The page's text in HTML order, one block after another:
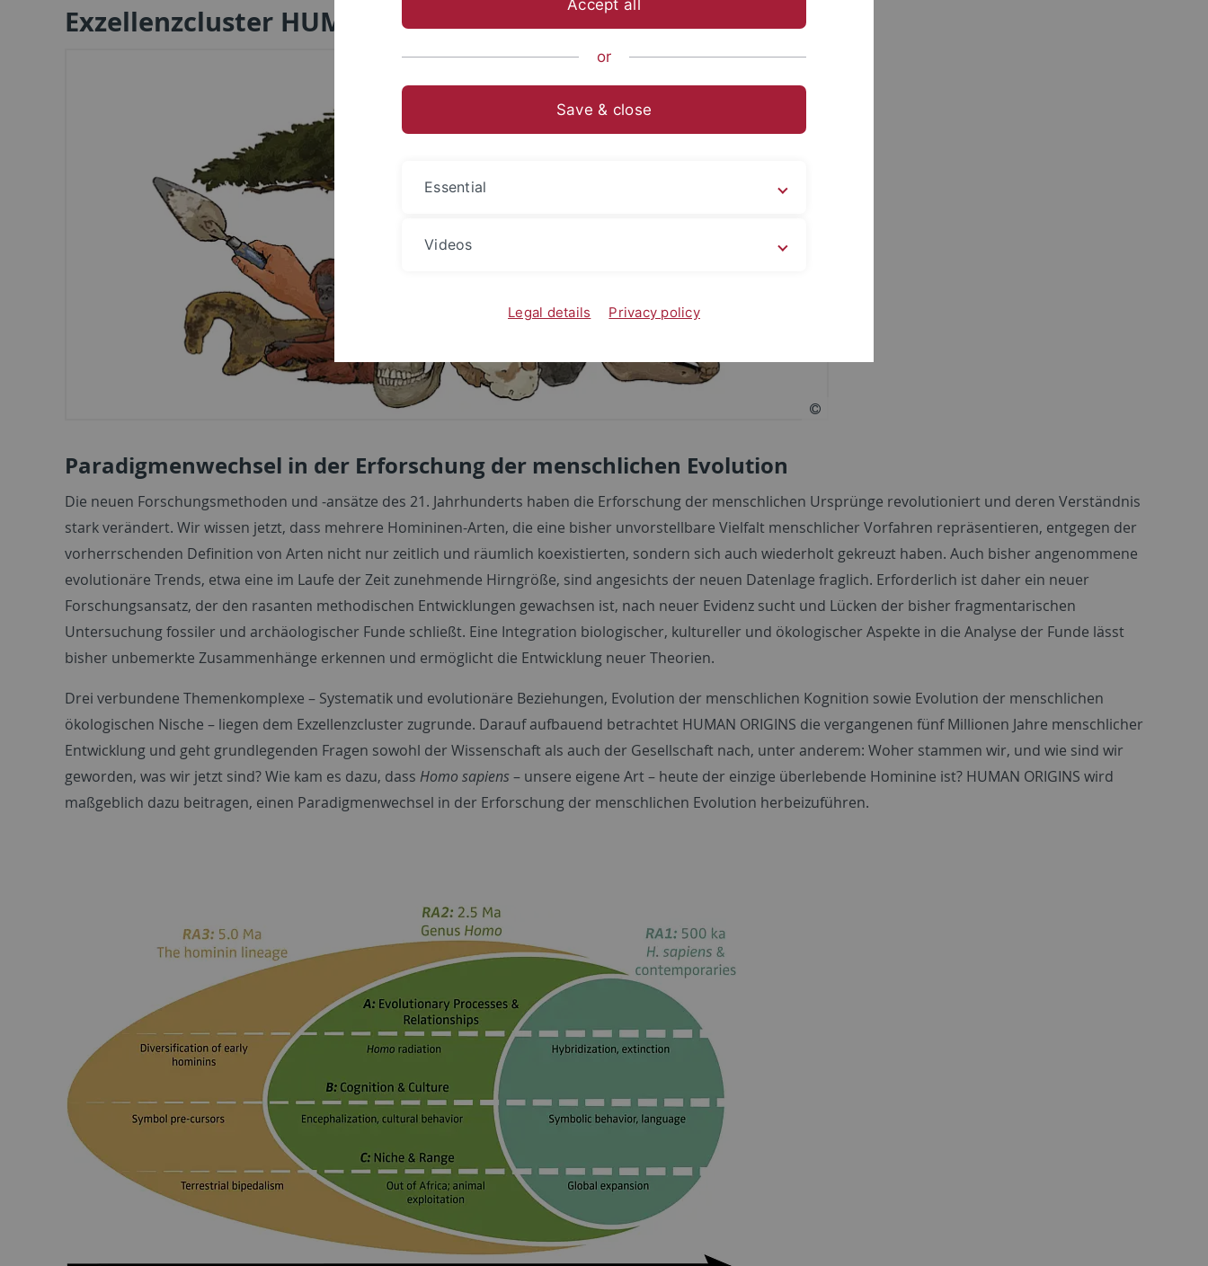
Exzellenzcluster HUMAN ORIGINS
Paradigmenwechsel in der Erforschung der menschlichen Evolution
Die neuen Forschungsmethoden und -ansätze des 21. Jahrhunderts haben die Erforschung der menschlichen Ursprünge revolutioniert und deren Verständnis
stark verändert. Wir wissen jetzt, dass mehrere Homininen-Arten, die eine bisher unvorstellbare Vielfalt menschlicher Vorfahren repräsentieren, entgegen der
vorherrschenden Definition von Arten nicht nur zeitlich und räumlich koexistierten, sondern sich auch wiederholt gekreuzt haben. Auch bisher angenommene
evolutionäre Trends, etwa eine im Laufe der Zeit zunehmende Hirngröße, sind angesichts der neuen Datenlage fraglich. Erforderlich ist daher ein neuer
Forschungsansatz, der den rasanten methodischen Entwicklungen gewachsen ist, nach neuer Evidenz sucht und Lücken der bisher fragmentarischen
Untersuchung fossiler und archäologischer Funde schließt. Eine Integration biologischer, kultureller und ökologischer Aspekte in die Analyse der Funde lässt
bisher unbemerkte Zusammenhänge erkennen und ermöglicht die Entwicklung neuer Theorien.
Drei verbundene Themenkomplexe – Systematik und evolutionäre Beziehungen, Evolution der menschlichen Kognition sowie Evolution der menschlichen
ökologischen Nische – liegen dem Exzellenzcluster zugrunde. Darauf aufbauend betrachtet HUMAN ORIGINS die vergangenen fünf Millionen Jahre menschlicher
Entwicklung und geht grundlegenden Fragen sowohl der Wissenschaft als auch der Gesellschaft nach, unter anderem: Woher stammen wir, und wie sind wir
geworden, was wir jetzt sind? Wie kam es dazu, dass Homo sapiens– unsere eigene Art – heute der einzige überlebende Hominine ist? HUMAN ORIGINS wird
maßgeblich dazu beitragen, einen Paradigmenwechsel in der Erforschung der menschlichen Evolution herbeizuführen.
Accept all
or
Save & close
Essential
Videos
Legal details Privacy policy